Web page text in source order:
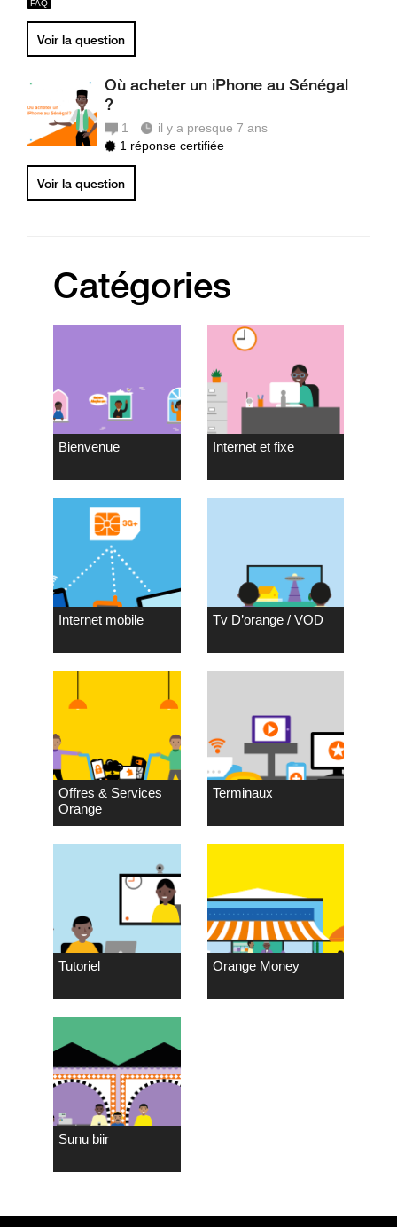
Voir la question
Où acheter un iPhone au Sénégal
?
1
il y a presque 7 ans
1 réponse certifiée
Voir la question
Catégories
Bienvenue Internet et fixe
Internet mobile Tv D’orange / VOD
Offres & Services
Orange
Terminaux
Tutoriel Orange Money
Sunu biir